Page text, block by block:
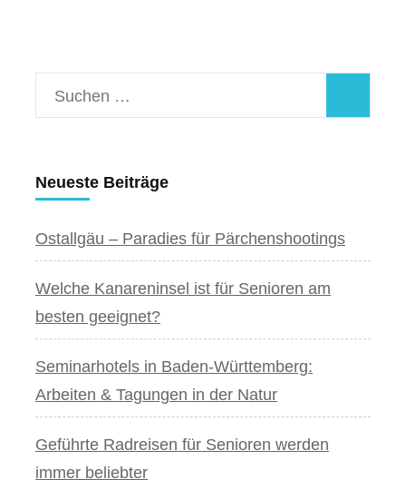
Suchen
nach:
Neueste Beiträge
Ostallgäu – Paradies für Pärchenshootings
Welche Kanareninsel ist für Senioren am
besten geeignet?
Seminarhotels in Baden-Württemberg:
Arbeiten & Tagungen in der Natur
Geführte Radreisen für Senioren werden
immer beliebter